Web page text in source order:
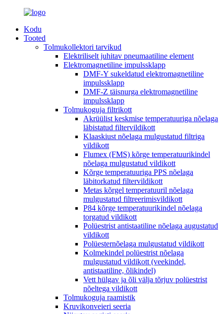
Kodu
Tooted
Tolmukollektori tarvikud
Elektriliselt juhitav pneumaatiline element
Elektromagnetiline impulssklapp
DMF-Y sukeldatud elektromagnetiline
impulssklapp
DMF-Z täisnurga elektromagnetiline
impulssklapp
Tolmukoguja filtrikott
Akrüülist keskmise temperatuuriga nõelaga
läbistatud filtervildikott
Klaaskiust nõelaga mulgustatud filtriga
vildikott
Flumex (FMS) kõrge temperatuurikindel
nõelaga mulgustatud vildikott
Kõrge temperatuuriga PPS nõelaga
läbitorkatud filtervildikott
Metas kõrgel temperatuuril nõelaga
mulgustatud filtreerimisvildikott
P84 kõrge temperatuurikindel nõelaga
torgatud vildikott
Polüestrist antistaatiline nõelaga augustatud
vildikott
Polüesternõelaga mulgustatud vildikott
Kolmekindel polüestrist nõelaga
mulgustatud vildikott (veekindel,
antistaatiline, õlikindel)
Vett hülgav ja õli välja tõrjuv polüestrist
nõeltega vildikott
Tolmukoguja raamistik
Kruvikonveieri seeria